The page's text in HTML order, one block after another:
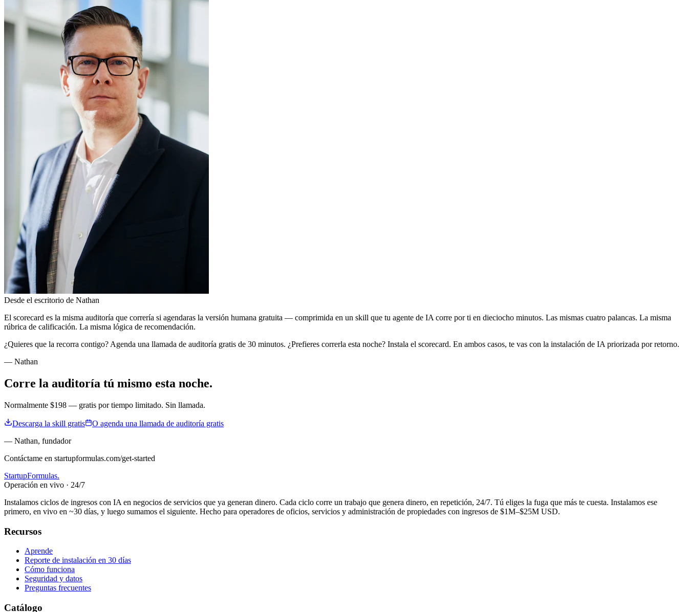
Desde el escritorio de Nathan
El scorecard es la misma auditoría que correría si agendaras la versión humana gratuita — comprimida en un skill que tu agente de IA corre por ti en dieciocho minutos. Las mismas cuatro palancas. La misma
rúbrica de calificación. La misma lógica de recomendación.
¿Quieres que la recorra contigo? Agenda una llamada de auditoría gratis de 30 minutos. ¿Prefieres correrla esta noche? Instala el scorecard. En ambos casos, te vas con la instalación de IA priorizada por retorno.
— Nathan
Corre la auditoría tú mismo esta noche.
Normalmente $198 — gratis por tiempo limitado. Sin llamada.
Descarga la skill gratis
O agenda una llamada de auditoría gratis
— Nathan, fundador
Contáctame en startupformulas.com/get-started
StartupFormulas.
Operación en vivo · 24/7
Instalamos ciclos de ingresos con IA en negocios de servicios que ya generan dinero. Cada ciclo corre un trabajo que genera dinero, en repetición, 24/7. Tú eliges la fuga que más te cuesta. Instalamos ese
primero, en vivo en ~30 días, y luego sumamos el siguiente. Hecho para operadores de oficios, servicios y administración de propiedades con ingresos de $1M–$25M USD.
Recursos
Aprende
Reporte de instalación en 30 días
Cómo funciona
Seguridad y datos
Preguntas frecuentes
Catálogo